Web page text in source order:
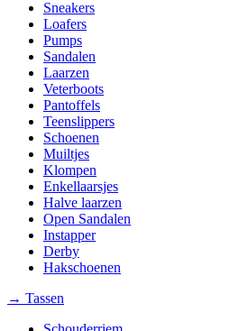
Sneakers
Loafers
Pumps
Sandalen
Laarzen
Veterboots
Pantoffels
Teenslippers
Schoenen
Muiltjes
Klompen
Enkellaarsjes
Halve laarzen
Open Sandalen
Instapper
Derby
Hakschoenen
→ Tassen